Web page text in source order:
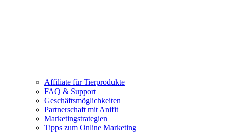
Affiliate für Tierprodukte
FAQ & Support
Geschäftsmöglichkeiten
Partnerschaft mit Anifit
Marketingstrategien
Tipps zum Online Marketing